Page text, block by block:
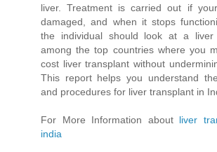
liver. Treatment is carried out if
damaged, and when it stops
the individual should look at a liver
among the top countries where you
cost liver transplant without
This report helps you understand
and procedures for liver transplant in
For More Information about liver
india